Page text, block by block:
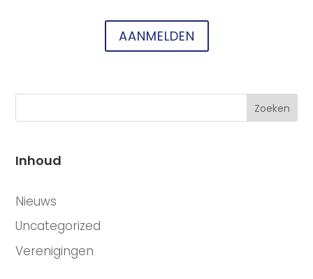
AANMELDEN
Zoeken
Inhoud
Nieuws
Uncategorized
Verenigingen